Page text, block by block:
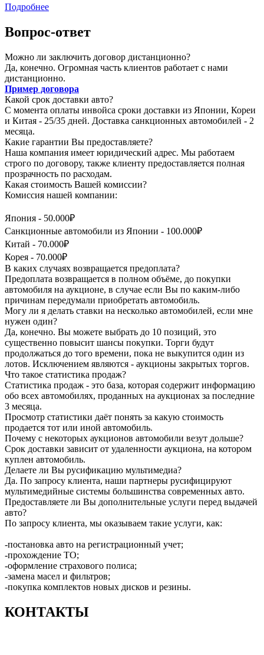
Подробнее
Вопрос-ответ
Можно ли заключить договор дистанционно?
Да, конечно. Огромная часть клиентов работает с нами
дистанционно.
Пример договора
Какой срок доставки авто?
С момента оплаты инвойса сроки доставки из Японии, Кореи
и Китая - 25/35 дней. Доставка санкционных автомобилей - 2
месяца.
Какие гарантии Вы предоставляете?
Наша компания имеет юридический адрес. Мы работаем
строго по договору, также клиенту предоставляется полная
прозрачность по расходам.
Какая стоимость Вашей комиссии?
Комиссия нашей компании:
Япония - 50.000₽
Санкционные автомобили из Японии - 100.000₽
Китай - 70.000₽
Корея - 70.000₽
В каких случаях возвращается предоплата?
Предоплата возвращается в полном объёме, до покупки
автомобиля на аукционе, в случае если Вы по каким-либо
причинам передумали приобретать автомобиль.
Могу ли я делать ставки на несколько автомобилей, если мне
нужен один?
Да, конечно. Вы можете выбрать до 10 позиций, это
существенно повысит шансы покупки. Торги будут
продолжаться до того времени, пока не выкупится один из
лотов. Исключением являются - аукционы закрытых торгов.
Что такое статистика продаж?
Статистика продаж - это база, которая содержит информацию
обо всех автомобилях, проданных на аукционах за последние
3 месяца.
Просмотр статистики даёт понять за какую стоимость
продается тот или иной автомобиль.
Почему с некоторых аукционов автомобили везут дольше?
Срок доставки зависит от удаленности аукциона, на котором
куплен автомобиль.
Делаете ли Вы русификацию мультимедиа?
Да. По запросу клиента, наши партнеры русифицируют
мультимедийные системы большинства современных авто.
Предоставляете ли Вы дополнительные услуги перед выдачей
авто?
По запросу клиента, мы оказываем такие услуги, как:
-постановка авто на регистрационный учет;
-прохождение ТО;
-оформление страхового полиса;
-замена масел и фильтров;
-покупка комплектов новых дисков и резины.
КОНТАКТЫ